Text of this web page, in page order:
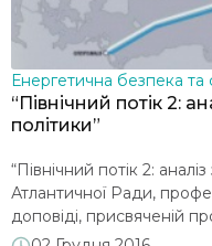
Енергетична безпека та
“Північний потік 2:
політики”
“Північний потік 2:
Атлантичної Ради,
доповіді, присвяченій
розібрав основні